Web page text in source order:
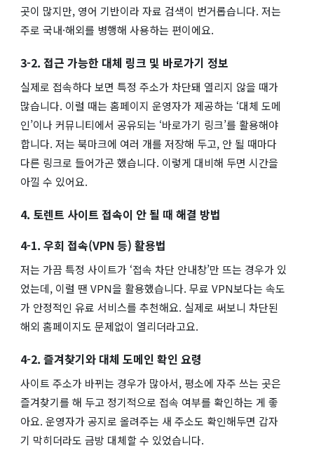
곳이 많지만, 영어 기반이라 자료 검색이 번거롭습니다. 저는
주로 국내·해외를 병행해 사용하는 편이에요.
3-2. 접근 가능한 대체 링크 및 바로가기 정보
실제로 접속하다 보면 특정 주소가 차단돼 열리지 않을 때가
많습니다. 이럴 때는 홈페이지 운영자가 제공하는 ‘대체 도메
인’이나 커뮤니티에서 공유되는 ‘바로가기 링크’를 활용해야
합니다. 저는 북마크에 여러 개를 저장해 두고, 안 될 때마다
다른 링크로 들어가곤 했습니다. 이렇게 대비해 두면 시간을
아낄 수 있어요.
4. 토렌트 사이트 접속이 안 될 때 해결 방법
4-1. 우회 접속(VPN 등) 활용법
저는 가끔 특정 사이트가 ‘접속 차단 안내창’만 뜨는 경우가 있
었는데, 이럴 땐 VPN을 활용했습니다. 무료 VPN보다는 속도
가 안정적인 유료 서비스를 추천해요. 실제로 써보니 차단된
해외 홈페이지도 문제없이 열리더라고요.
4-2. 즐겨찾기와 대체 도메인 확인 요령
사이트 주소가 바뀌는 경우가 많아서, 평소에 자주 쓰는 곳은
즐겨찾기를 해 두고 정기적으로 접속 여부를 확인하는 게 좋
아요. 운영자가 공지로 올려주는 새 주소도 확인해두면 갑자
기 막히더라도 금방 대체할 수 있었습니다.